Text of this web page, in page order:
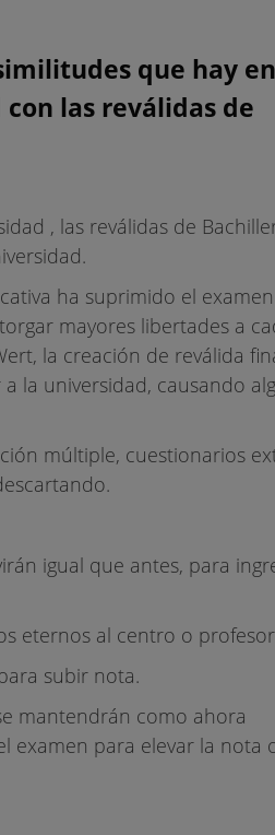
LAS
que hay
las reválidas de
, las reválidas de
ha suprimido el
mayores libertades a
la creación de reválida
la universidad, causando
múltiple, cuestionarios
igual que antes, para
eternos al centro o
subir nota.
mantendrán como ahora
examen para elevar la nota